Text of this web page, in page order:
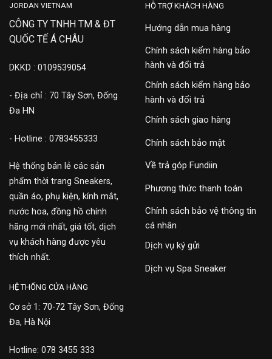
JORDAN VIETNAM
CÔNG TY TNHH TM & ĐT
QUỐC TẾ Á CHÂU
DKKD : 0109539054
- Địa chỉ : 70 Tây Sơn, Đống
Đa HN
- Hotline : 0783455333
Hệ thống bán lẻ các sản
phẩm thời trang Sneakers,
quần áo, phụ kiện, kính mắt,
nước hoa, đồng hồ chính
hãng mới nhất, giá tốt, dịch
vụ khách hàng được yêu
thích nhất.
HỖ TRỢ KHÁCH HÀNG
Hướng dẫn mua hàng
Chính sách kiểm hàng bảo
hành và đổi trả
Chính sách kiểm hàng bảo
hành và đổi trả
Chính sách giao hàng
Chính sách bảo mật
Về trả góp Fundiin
Phương thức thanh toán
Chính sách bảo vệ thông tin
cá nhân
Dịch vụ ký gửi
Dịch vụ Spa Sneaker
HỆ THỐNG CỬA HÀNG
Cơ sở 1: 70-72 Tây Sơn, Đống
Đa, Hà Nội
Hotline: 078 3455 333